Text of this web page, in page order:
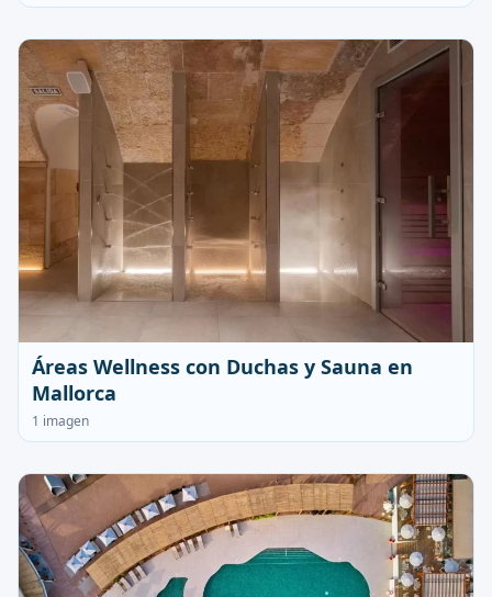
Áreas Wellness con Duchas y Sauna en
Mallorca
1 imagen